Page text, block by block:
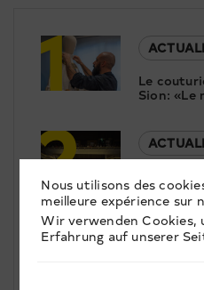
1
Le
Sion: «Le
2
Renaud
de la
3
Nous utilisons des
meilleure expérience sur
Wir verwenden Cookies,
Erfahrung auf unserer